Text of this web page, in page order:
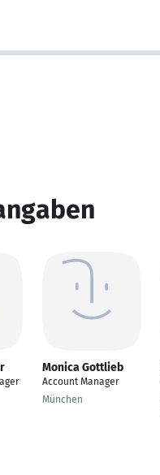
Monica Gottlieb
Account Manager
München